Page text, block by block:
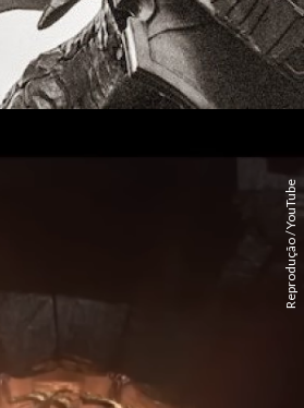
Reprodução / YouTube